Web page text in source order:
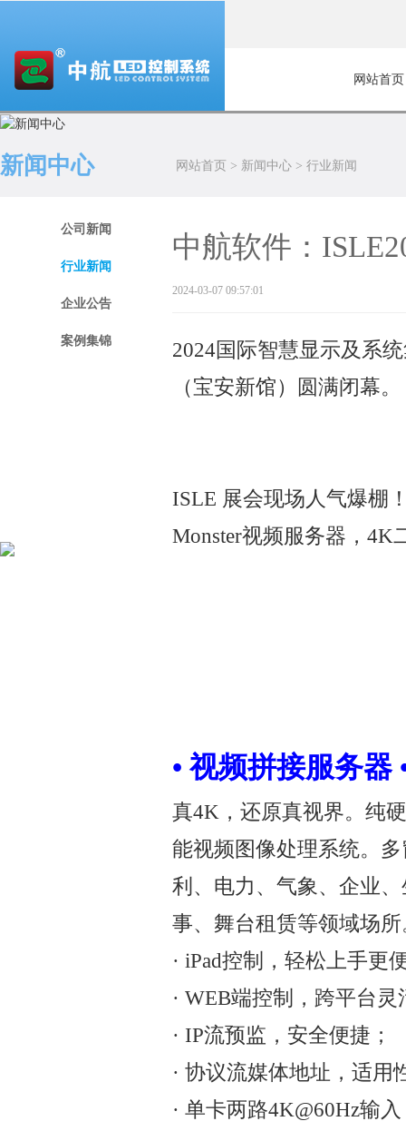
网站首页
新闻中心 网站首页 > 新闻中心 > 行业新闻
公司新闻
行业新闻
企业公告
案例集锦
中航软件：
2024-03-07 09:57:01
2024国际智慧显示及系
（宝安新馆）圆满闭幕。
ISLE 展会现场人气爆棚
Monster视频服务器，4K
• 视频拼接服务器
真4K，还原真视界。纯
能视频图像处理系统。
利、电力、气象、企业
事、舞台租赁等领域场所
· iPad控制，轻松上手更
· WEB端控制，跨平台灵
· IP流预监，安全便捷；
· 协议流媒体地址，适用
· 单卡两路4K@60Hz输